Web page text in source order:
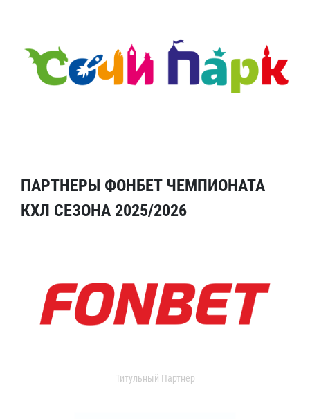
ПАРТНЕРЫ ФОНБЕТ ЧЕМПИОНАТА
КХЛ СЕЗОНА 2025/2026
Титульный Партнер